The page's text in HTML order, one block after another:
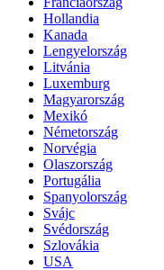
Hollandia
Kanada
Lengyelország
Litvánia
Luxemburg
Magyarország
Mexikó
Németország
Norvégia
Olaszország
Portugália
Spanyolország
Svájc
Svédország
Szlovákia
USA